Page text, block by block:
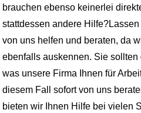
brauchen ebenso keinerlei
stattdessen andere
von uns helfen und beraten, da
ebenfalls auskennen. Sie
was unsere Firma Ihnen für
diesem Fall sofort von uns
bieten wir Ihnen Hilfe bei vielen